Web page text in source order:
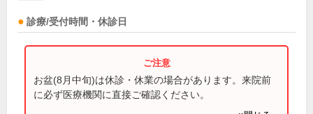
診療/受付時間・休診日
お盆(8月中旬)は休診・休業の場合があります。来院前
に必ず医療機関に直接ご確認ください。